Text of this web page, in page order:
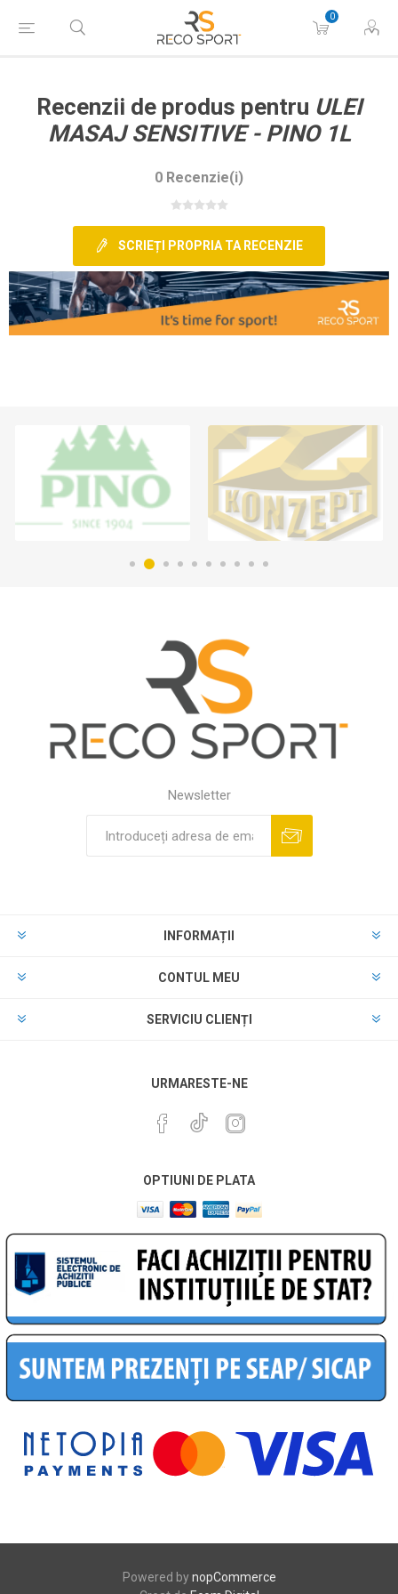
0
Recenzii de produs pentru ULEI
MASAJ SENSITIVE - PINO 1L
0 Recenzie(i)
SCRIEȚI PROPRIA TA RECENZIE
Newsletter
INFORMAȚII
CONTUL MEU
SERVICIU CLIENȚI
URMARESTE-NE
OPTIUNI DE PLATA
Powered bynopCommerce